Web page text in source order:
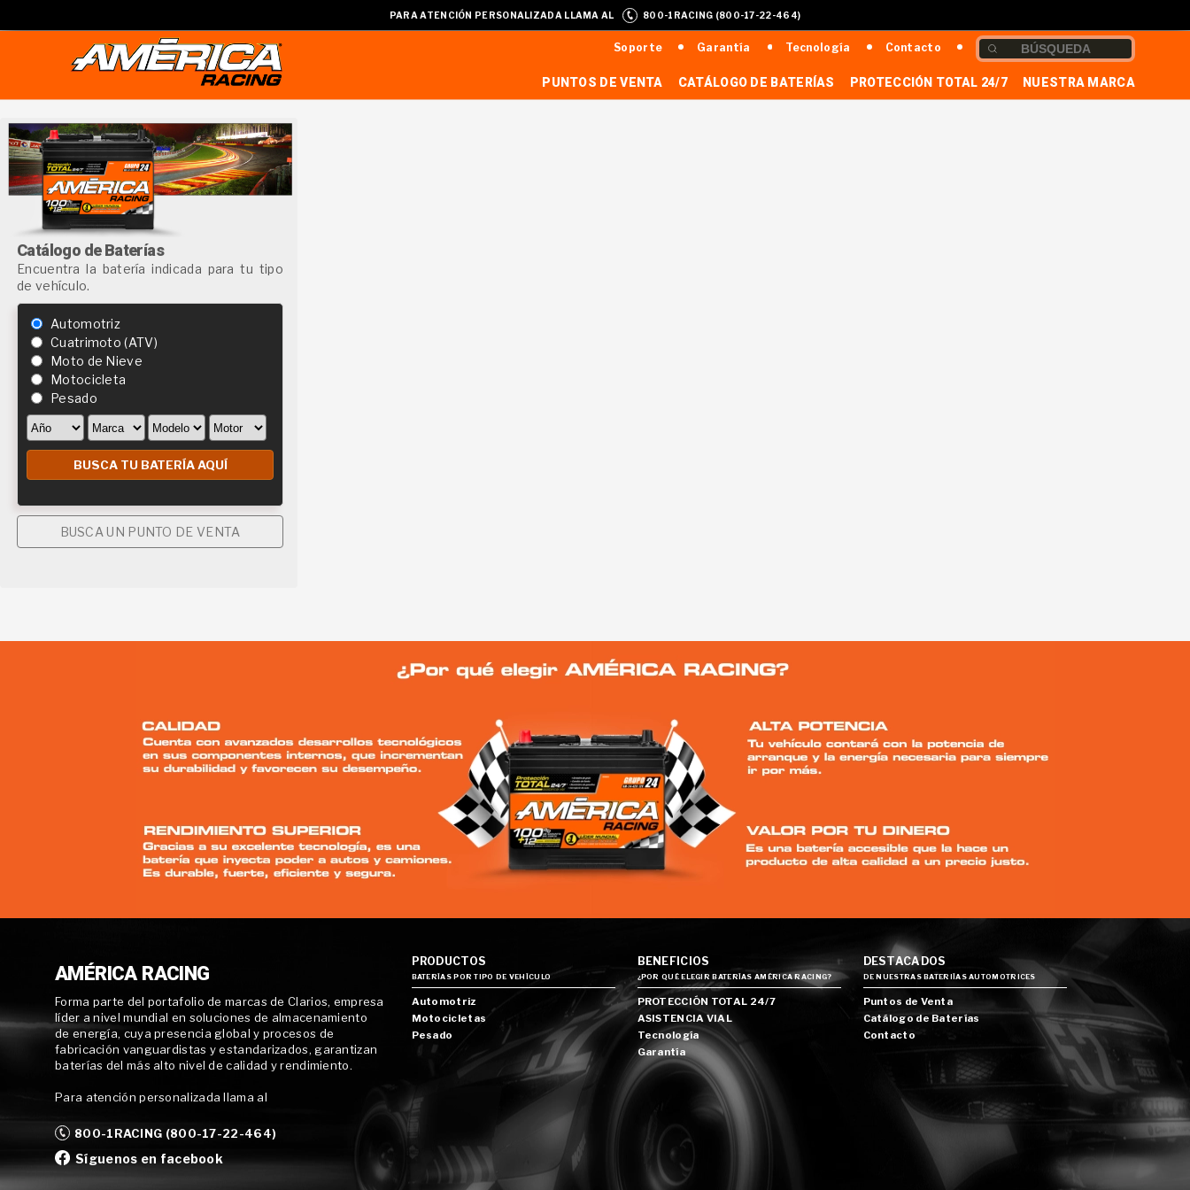
PARA ATENCIÓN PERSONALIZADA LLAMA AL 800-1RACING (800-17-22-464)
Contacto
Tecnología
Garantía
Soporte
NUESTRA MARCA
PROTECCIÓN TOTAL 24/7
CATÁLOGO DE BATERÍAS
PUNTOS DE VENTA
Catálogo de Baterías
Encuentra la batería indicada para tu tipo
de vehículo.
Automotriz
Cuatrimoto (ATV)
Moto de Nieve
Motocicleta
Pesado
BUSCA UN PUNTO DE VENTA
AMÉRICA RACING
Forma parte del portafolio de marcas de Clarios, empresa
líder a nivel mundial en soluciones de almacenamiento
de energía, cuya presencia global y procesos de
fabricación vanguardistas y estandarizados, garantizan
baterías del más alto nivel de calidad y rendimiento.
Para atención personalizada llama al
800-1RACING (800-17-22-464)
Síguenos en facebook
PRODUCTOS
BATERÍAS POR TIPO DE VEHÍCULO
Automotriz
Motocicletas
Pesado
BENEFICIOS
¿POR QUÉ ELEGIR BATERÍAS AMÉRICA RACING?
PROTECCIÓN TOTAL 24/7
ASISTENCIA VIAL
Tecnología
Garantía
DESTACADOS
DE NUESTRAS BATERIÍAS AUTOMOTRICES
Puntos de Venta
Catálogo de Baterías
Contacto